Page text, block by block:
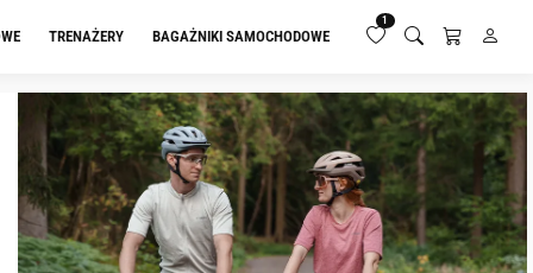
TRENAŻERY BAGAŻNIKI SAMOCHODOWE
1